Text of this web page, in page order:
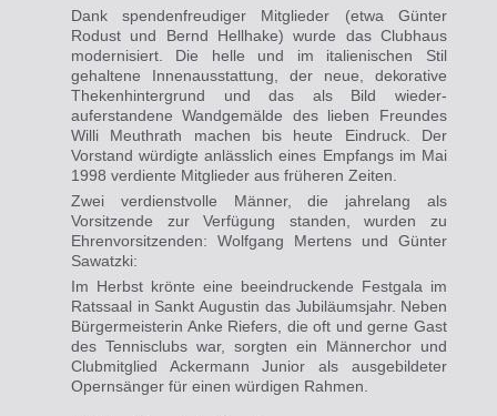
Dank spendenfreudiger Mitglieder (etwa Günter
Rodust und Bernd Hellhake) wurde das Clubhaus
modernisiert. Die helle und im italienischen Stil
gehaltene Innenausstattung,der neue, dekorative
Thekenhintergrund und das als Bild wieder-
auferstandene Wandgemälde des lieben Freundes
Willi Meuthrath machen bis heute Eindruck. Der
Vorstand würdigte anlässlich eines Empfangs im Mai
1998 verdiente Mitglieder aus früheren Zeiten.
Zwei verdienstvolle Männer, die jahrelang als
Vorsitzende zur Verfügung standen, wurden zu
Ehrenvorsitzenden: Wolfgang Mertens und Günter
Sawatzki:
Im Herbst krönte eine beeindruckende Festgala im
Ratssaal in Sankt Augustin das Jubiläumsjahr. Neben
Bürgermeisterin Anke Riefers, die oft und gerne Gast
des Tennisclubs war, sorgten ein Männerchor und
Clubmitglied Ackermann Junior als ausgebildeter
Opernsänger für einen würdigen Rahmen.